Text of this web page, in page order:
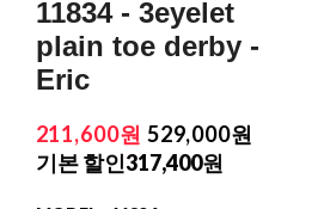
11834 - 3eyelet
plain toe derby -
Eric
211,600원 529,000원
기본 할인317,400원